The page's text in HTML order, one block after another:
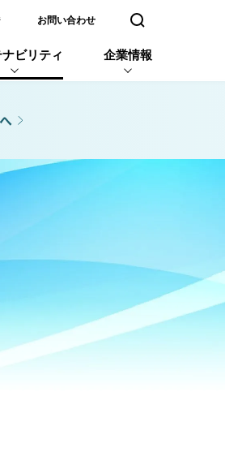
く お問い合わせ 検索窓を開く
ビリティ 企業情報